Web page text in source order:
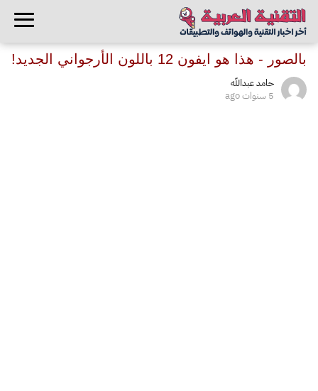
بالصور - هذا هو ايفون 12 باللون الأرجواني الجديد!
حامد عبدالله
5 سنوات ago